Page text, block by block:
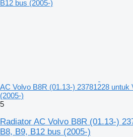
AC Volvo B8R (01.13-) 23781228 untuk
(2005-)
5
Radiator AC Volvo B8R (01.13-)
B8, B9, B12 bus (2005-)